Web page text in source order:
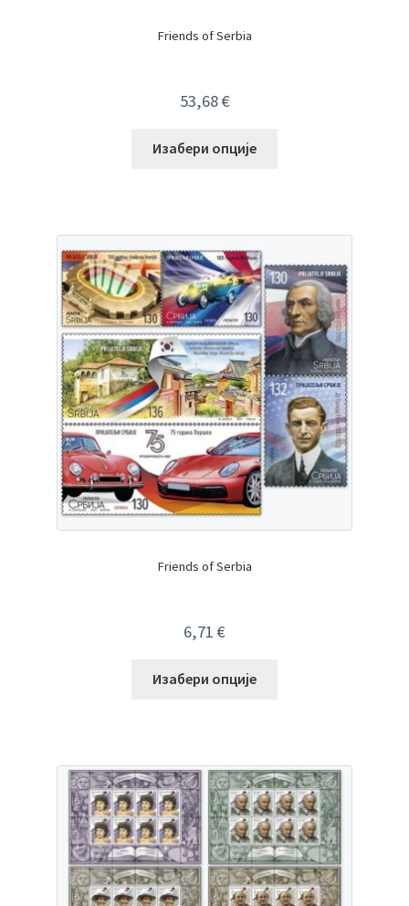
Friends of Serbia
53,68€
Изабери опције
Friends of Serbia
6,71 €
Изабери опције